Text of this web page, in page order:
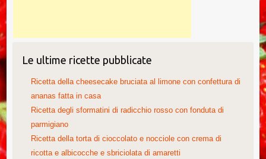
Le ultime ricette pubblicate
Ricetta della cheesecake bruciata al limone con confettura di
ananas fatta in casa
Ricetta degli sformatini di radicchio rosso con fonduta di
parmigiano
Ricetta della torta di cioccolato e nocciole con crema di
ricotta e albicocche e sbriciolata di amaretti